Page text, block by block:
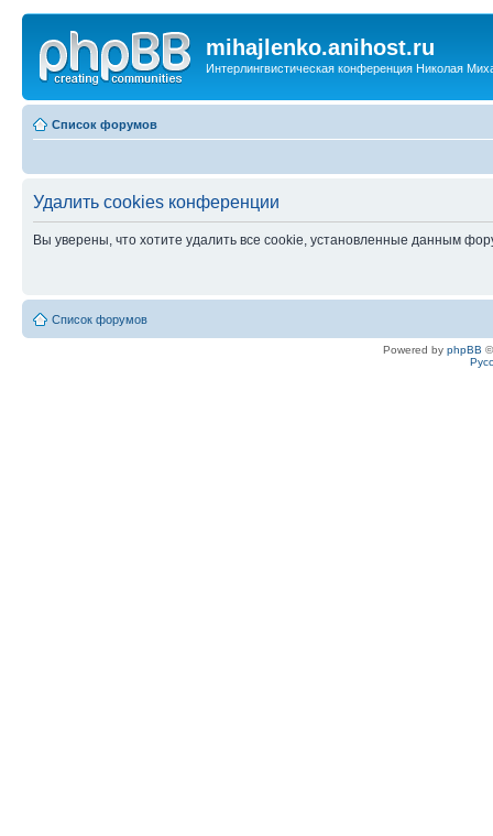
mihajlenko.anihost.ru
Интерлингвистическая конференция Николая
Список форумов
Удалить cookies конференции
Вы уверены, что хотите удалить все cookie, установленные данным
Список форумов
Powered by phpBB